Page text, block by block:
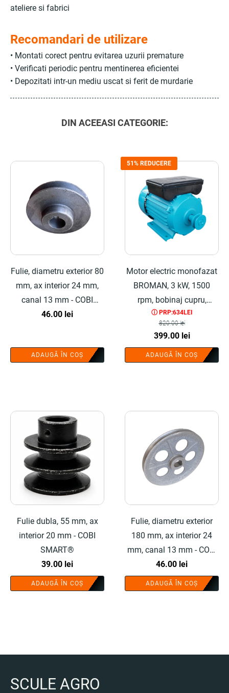
ateliere si fabrici
Recomandari de utilizare
• Montati corect pentru evitarea uzurii premature
• Verificati periodic pentru mentinerea eficientei
• Depozitati intr-un mediu uscat si ferit de murdarie
DIN ACEEASI CATEGORIE:
Fulie, diametru exterior 80
mm, ax interior 24 mm,
canal 13 mm - COBI
SMART®
46.00 lei
ADAUGĂ ÎN COȘ
51% REDUCERE
Motor electric monofazat
BROMAN, 3 kW, 1500
rpm, bobinaj cupru,
protectie la suprasarcina,
fulie inclusa - COBI
ⓘ PRP:634LEI
820.00lei
Prețul
inițial
a
399.00 leiPrețul
curent
este:
ADAUGĂ ÎN COȘ
Fulie dubla, 55 mm, ax
interior 20 mm - COBI
SMART®
39.00 lei
ADAUGĂ ÎN COȘ
Fulie, diametru exterior
180 mm, ax interior 24
mm, canal 13 mm - COBI
SMART®
46.00 lei
ADAUGĂ ÎN COȘ
SCULE AGRO